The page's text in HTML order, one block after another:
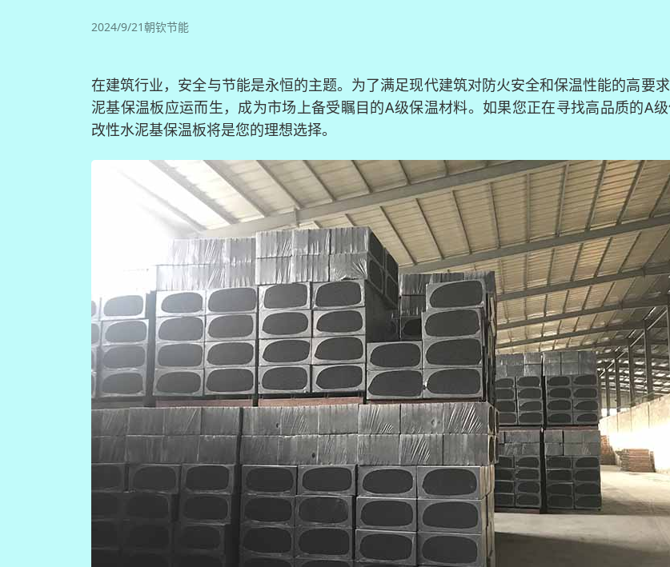
2024/9/21朝钦节能
在建筑行业，安全与节能是永恒的主题。为了满足现代建筑对防火安全和保温性能的高要
泥基保温板应运而生，成为市场上备受瞩目的A级保温材料。如果您正在寻找高品质的A
改性水泥基保温板将是您的理想选择。